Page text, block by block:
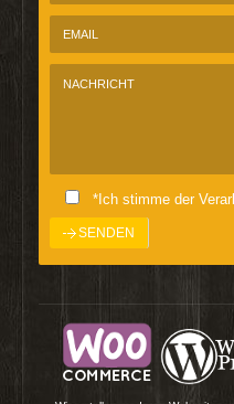
*Ich stimme der